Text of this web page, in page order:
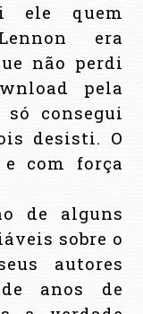
ele quem
era
não perdi
pela
consegui
desisti. O
com força
de alguns
sobre o
autores
anos de